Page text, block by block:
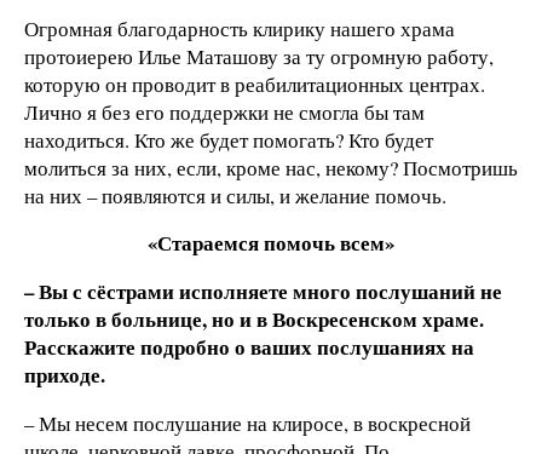
Огромная благодарность клирику нашего храма
протоиерею Илье Маташову за ту огромную работу,
которую он проводит в реабилитационных центрах.
Лично я без его поддержки не смогла бы там
находиться. Кто же будет помогать? Кто будет
молиться за них, если, кроме нас, некому? Посмотришь
на них – появляются и силы, и желание помочь.
«Стараемся помочь всем»
– Вы с сёстрами исполняете много послушаний не
только в больнице, но и в Воскресенском храме.
Расскажите подробно о ваших послушаниях на
приходе.
– Мы несем послушание на клиросе, в воскресной